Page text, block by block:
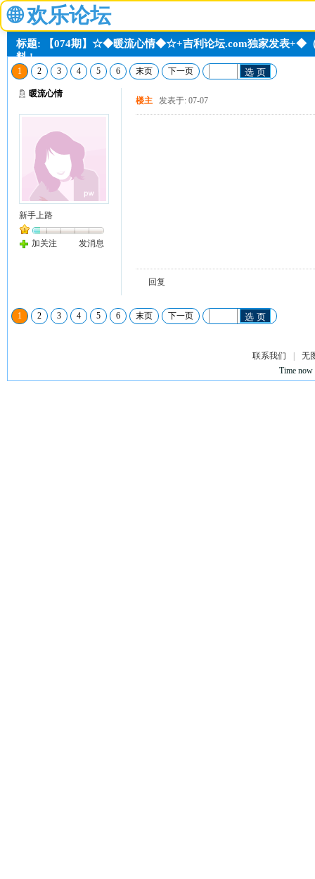
🌐 欢乐论坛
标题: 【074期】☆◆暖流心情◆☆+吉利论坛.com独家发表+◆
料 !
1 2 3 4 5 6 末页 下一页 选 页
暖流心情
新手上路
加关注 发消息
楼主 发表于: 07-07
回复
1 2 3 4 5 6 末页 下一页 选 页
联系我们
无
Time now